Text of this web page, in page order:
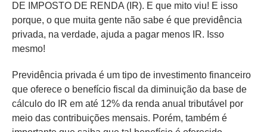
DE IMPOSTO DE RENDA (IR). E que mito viu! E isso
porque, o que muita gente não sabe é que previdência
privada, na verdade, ajuda a pagar menos IR. Isso
mesmo!
Previdência privada é um tipo de investimento financeiro
que oferece o benefício fiscal da diminuição da base de
cálculo do IR em até 12% da renda anual tributável por
meio das contribuições mensais. Porém, também é